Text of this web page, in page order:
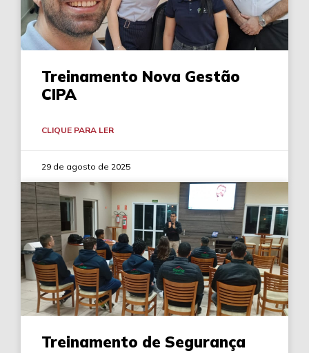
Treinamento Nova Gestão
CIPA
CLIQUE PARA LER
29 de agosto de 2025
Treinamento de Segurança